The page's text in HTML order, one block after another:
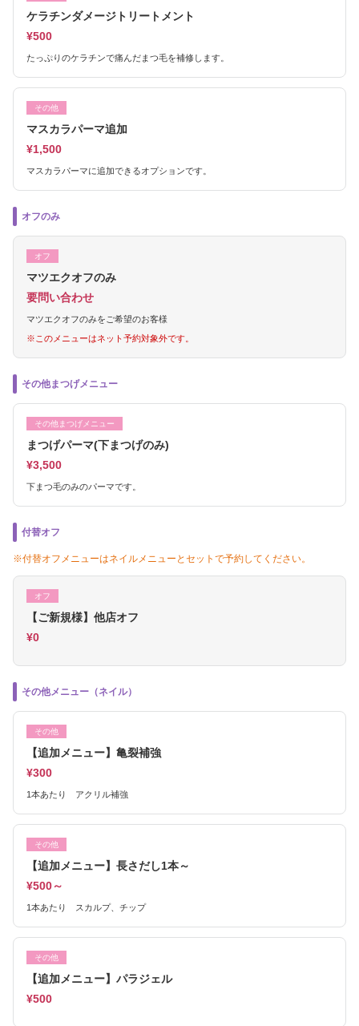
ケラチンダメージトリートメント
¥500
たっぷりのケラチンで痛んだまつ毛を補修します。
その他
マスカラパーマ追加
¥1,500
マスカラパーマに追加できるオプションです。
オフのみ
オフ
マツエクオフのみ
要問い合わせ
マツエクオフのみをご希望のお客様
※このメニューはネット予約対象外です。
その他まつげメニュー
その他まつげメニュー
まつげパーマ(下まつげのみ)
¥3,500
下まつ毛のみのパーマです。
付替オフ
※付替オフメニューはネイルメニューとセットで予約してください。
オフ
【ご新規様】他店オフ
¥0
その他メニュー（ネイル）
その他
【追加メニュー】亀裂補強
¥300
1本あたり アクリル補強
その他
【追加メニュー】長さだし1本～
¥500～
1本あたり スカルプ、チップ
その他
【追加メニュー】パラジェル
¥500